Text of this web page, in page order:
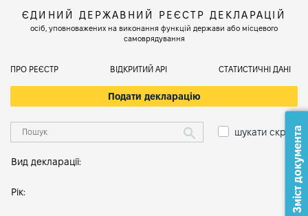
ЄДИНИЙ ДЕРЖАВНИЙ РЕЄСТР ДЕКЛАРАЦІЙ
осіб, уповноважених на виконання функцій держави або місцевого
самоврядування
ПРО РЕЄСТР ВІДКРИТИЙ АРІ СТАТИСТИЧНІ ДАНІ
Подати декларацію
шукати скрізь
Вид декларації:
Рік: Зміст документа